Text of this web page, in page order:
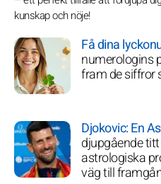
kunskap och nöje!
Få dina
numerologins
fram de siffror
Djokovic: En
djupgående
astrologiska
väg till